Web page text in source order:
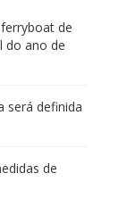
de
do ano de
será definida
de